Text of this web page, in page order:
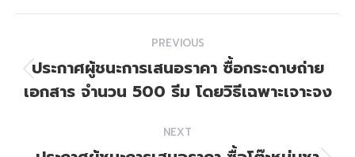
navigation
PREVIOUS
Previous
post:
ประกาศผู้ชนะการเสนอราคา ซื้อกระดาษถ่าย
เอกสาร จำนวน 500 รีม โดยวิธีเฉพาะเจาะจง
NEXT